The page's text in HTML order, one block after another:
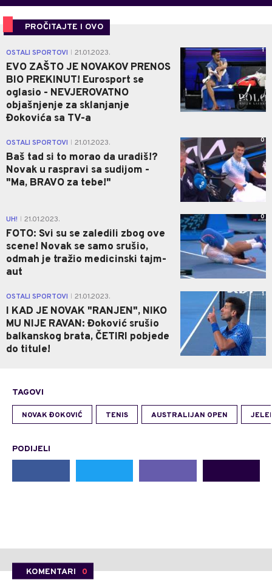
PROČITAJTE I OVO
OSTALI SPORTOVI 21.01.2023.
EVO ZAŠTO JE NOVAKOV PRENOS
BIO PREKINUT! Eurosport se
oglasio - NEVJEROVATNO
objašnjenje za sklanjanje
Đokovića sa TV-a
1
OSTALI SPORTOVI 21.01.2023.
Baš tad si to morao da uradiš!?
Novak u raspravi sa sudijom -
"Ma, BRAVO za tebe!"
0
UH! 21.01.2023.
FOTO: Svi su se zaledili zbog ove
scene! Novak se samo srušio,
odmah je tražio medicinski tajm-
aut
0
OSTALI SPORTOVI 21.01.2023.
I KAD JE NOVAK "RANJEN", NIKO
MU NIJE RAVAN: Đoković srušio
balkanskog brata, ČETIRI pobjede
do titule!
1
TAGOVI
NOVAK ĐOKOVIĆ TENIS AUSTRALIJAN OPEN
PODIJELI
KOMENTARI 0